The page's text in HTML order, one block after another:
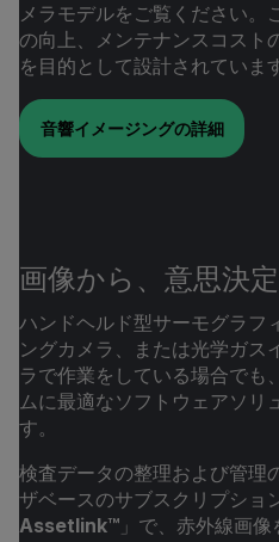
メラモデルをご覧ください。
の向上、メンテナンスコスト
を目的として設計されていま
音響イメージングの詳細
画像から、意思決
ハンドヘルド型サーモグラフ
ングカメラ、または光学ガス
ラで作業をしている場合でも
ムに最適なソフトウェアソリ
す。
検査データの整理および管理
ザベースのサブスクリプショ
Assetlink™ 」で、赤外線画